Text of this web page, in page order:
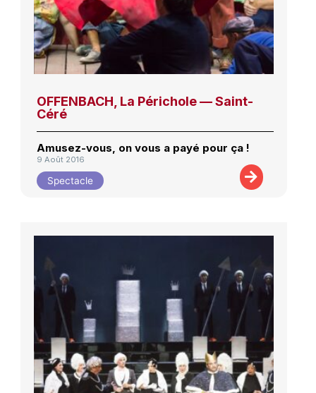
OFFENBACH, La Périchole — Saint-
Céré
Amusez-vous, on vous a payé pour ça !
9 Août 2016
Spectacle